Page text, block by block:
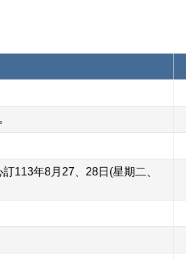
113年8月27、28日(星期二、